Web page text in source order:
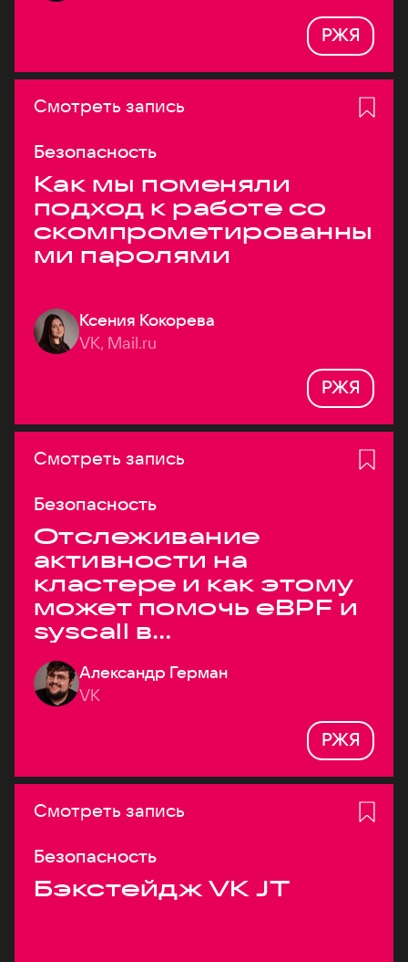
РЖЯ
Смотреть запись
Безопасность
Как мы поменяли
подход к работе со
скомпрометированны
ми паролями
Ксения Кокорева
VK, Mail.ru
РЖЯ
Смотреть запись
Безопасность
Отслеживание
активности на
кластере и как этому
может помочь eBPF и
syscall в
высоконагруженных
системах
Александр Герман
VK
РЖЯ
Смотреть запись
Безопасность
Бэкстейдж VK JT